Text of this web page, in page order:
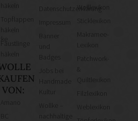
häkeln
Topflappen
häkeln
Fäustlinge
häkeln
VON:
Datenschutzerklärung
Kultur
Wollke –
nachhaltige
Wolllexikon
Sticklexikon
Makramee-
Lexikon
Patchwork-
&
Quiltlexikon
Filzlexikon
Weblexikon